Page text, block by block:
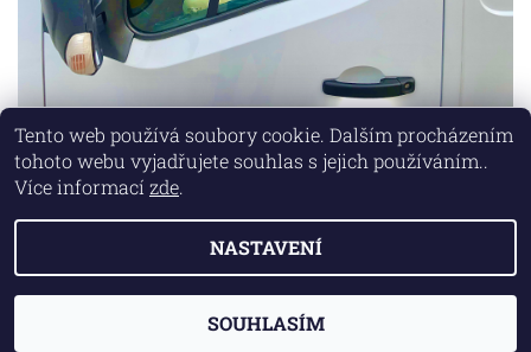
Lokality Marketing zajišťuje společnost X-VISION
2026 © AUTO MD, všechna práva vyhrazena
Vytvořil Shoptet
Tento web používá soubory cookie. Dalším procházením
tohoto webu vyjadřujete souhlas s jejich používáním..
Více informací zde.
NASTAVENÍ
SOUHLASÍM